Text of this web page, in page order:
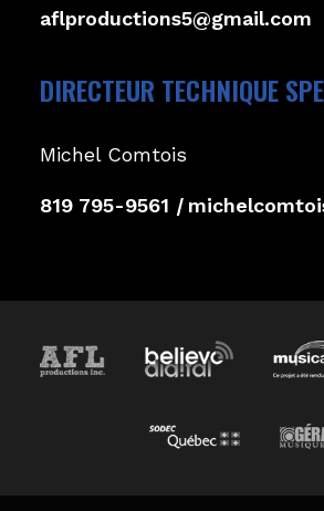
aflproductions5@gmail.com
DIRECTEUR TECHNIQUE
Michel Comtois
819 795-9561 |